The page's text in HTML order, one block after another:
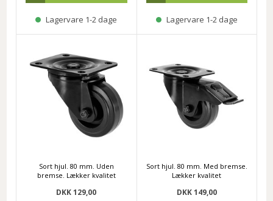
Lagervare 1-2 dage Lagervare 1-2 dage
Sort hjul. 80 mm. Uden
bremse. Lækker kvalitet
DKK 129,00
Sort hjul. 80 mm. Med bremse.
Lækker kvalitet
DKK 149,00